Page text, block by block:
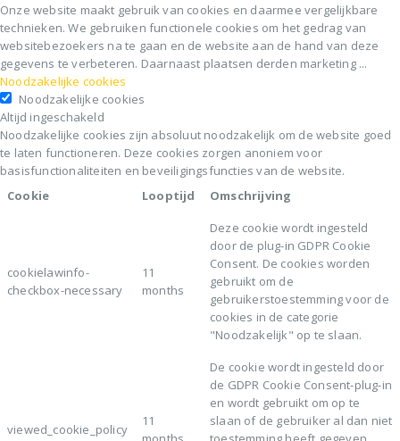
Onze website maakt gebruik van cookies en daarmee vergelijkbare
technieken. We gebruiken functionele cookies om het gedrag van
websitebezoekers na te gaan en de website aan de hand van deze
gegevens te verbeteren. Daarnaast plaatsen derden marketing ...
Noodzakelijke cookies
Noodzakelijke cookies
Altijd ingeschakeld
Noodzakelijke cookies zijn absoluut noodzakelijk om de website goed
te laten functioneren. Deze cookies zorgen anoniem voor
basisfunctionaliteiten en beveiligingsfuncties van de website.
Cookie
Looptijd Omschrijving
cookielawinfo-
checkbox-necessary
11
months
Deze cookie wordt ingesteld
door de plug-in GDPR Cookie
Consent. De cookies worden
gebruikt om de
gebruikerstoestemming voor de
cookies in de categorie
"Noodzakelijk" op te slaan.
viewed_cookie_policy
11
De cookie wordt ingesteld door
de GDPR Cookie Consent-plug-in
en wordt gebruikt om op te
slaan of de gebruiker al dan niet